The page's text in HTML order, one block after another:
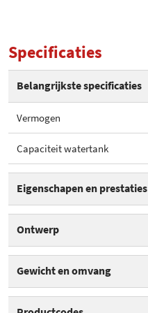
Specificaties
Belangrijkste specificaties
Vermogen
Capaciteit watertank
Eigenschapen en prestaties
Ontwerp
Waterniveau-indicator
Gewicht en omvang